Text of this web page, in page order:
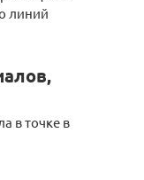
линий
в точке в